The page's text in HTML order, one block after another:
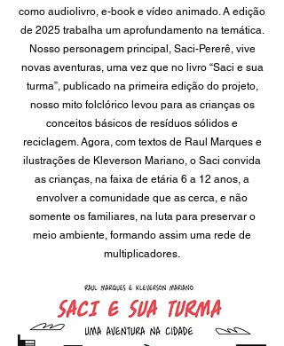
como audiolivro, e-book e vídeo animado. A edição
de 2025 trabalha um aprofundamento na temática.
Nosso personagem principal, Saci-Pererê, vive
novas aventuras, uma vez que no livro “Saci e sua
turma”, publicado na primeira edição do projeto,
nosso mito folclórico levou para as crianças os
conceitos básicos de resíduos sólidos e
reciclagem. Agora, com textos de Raul Marques e
ilustrações de Kleverson Mariano, o Saci convida
as crianças, na faixa de etária 6 a 12 anos, a
envolver a comunidade que as cerca, e não
somente os familiares, na luta para preservar o
meio ambiente, formando assim uma rede de
multiplicadores.